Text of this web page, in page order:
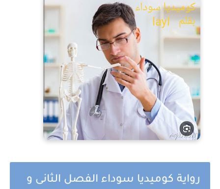
رواية كوميديا سوداء الفصل الثانى و